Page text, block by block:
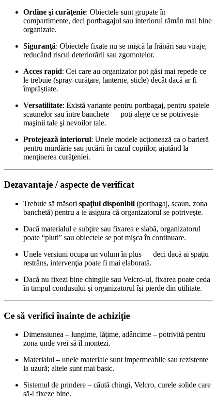
Ordine şi curăţenie: Obiectele sunt grupate în
compartimente, deci portbagajul sau interiorul rămân mai bine
organizate.
Siguranţă: Obiectele fixate nu se mişcă la frânări sau viraje,
reducând riscul deteriorării sau zgomotelor.
Acces rapid: Cei care au organizator pot găsi mai repede ce
le trebuie (spray-curăţare, lanterne, sticle) decât dacă ar fi
împrăștiate.
Versatilitate: Există variante pentru portbagaj, pentru spatele
scaunelor sau între banchete — poţi alege ce se potriveşte
maşinii tale şi nevoilor tale.
Protejează interiorul: Unele modele acţionează ca o barieră
pentru murdărie sau jucării în cazul copiilor, ajutând la
menţinerea curăţeniei.
Dezavantaje / aspecte de verificat
Trebuie să măsori spaţiul disponibil (portbagaj, scaun, zona
banchetă) pentru a te asigura că organizatorul se potriveşte.
Dacă materialul e subţire sau fixarea e slabă, organizatorul
poate “pluti” sau obiectele se pot mişca în continuare.
Unele versiuni ocupa un volum în plus — deci dacă ai spaţiu
restrâns, intervenţia poate fi mai elaborată.
Dacă nu fixezi bine chingile sau Velcro-ul, fixarea poate ceda
în timpul condusului şi organizatorul îşi pierde din utilitate.
Ce să verifici înainte de achiziţie
Dimensiunea – lungime, lăţime, adâncime – potrivită pentru
zona unde vrei să îl montezi.
Materialul – unele materiale sunt impermeabile sau rezistente
la uzură; altele sunt mai basic.
Sistemul de prindere – căută chingi, Velcro, curele solide care
să-l fixeze bine.